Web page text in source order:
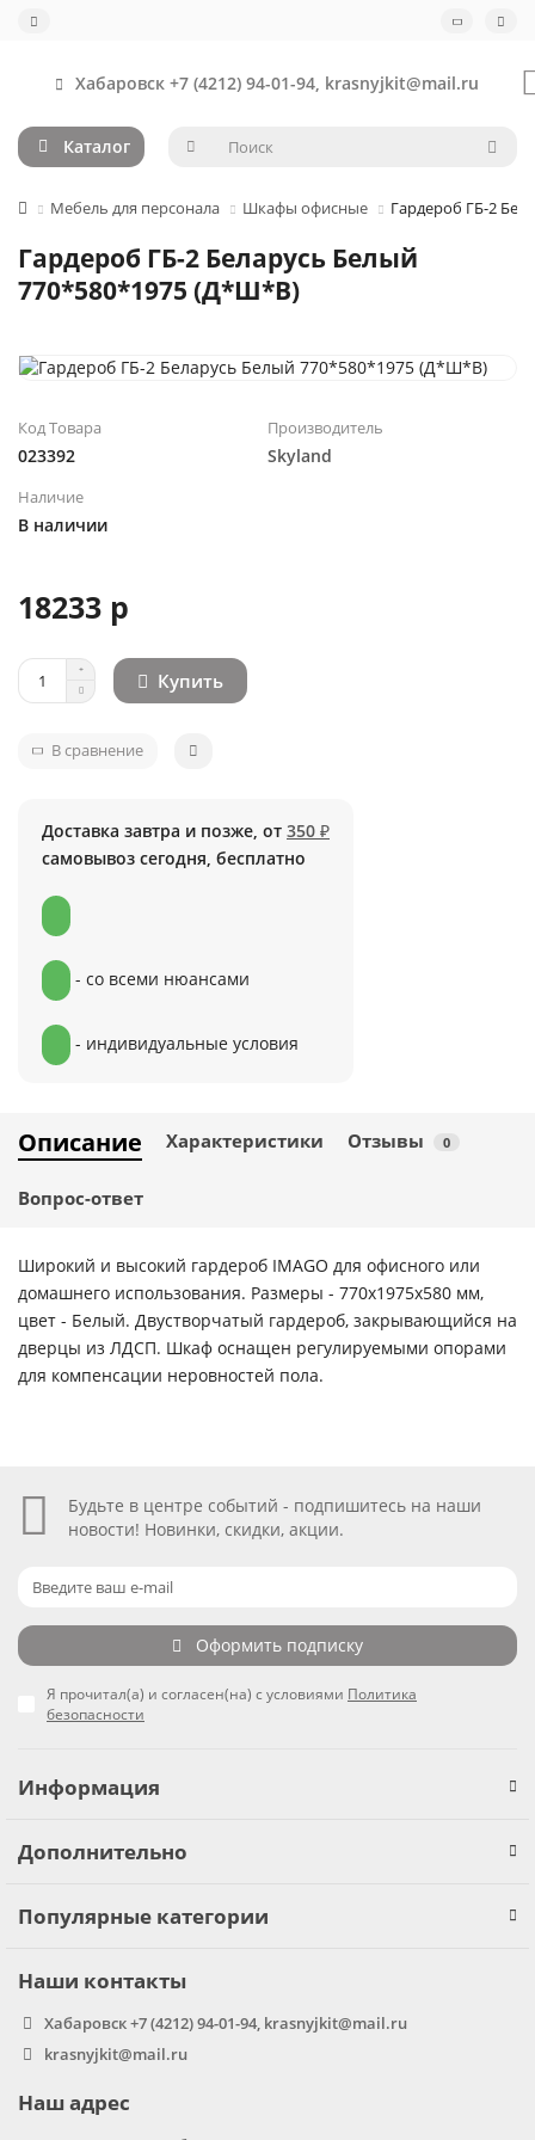
Хабаровск +7 (4212) 94-01-94, krasnyjkit@mail.ru
Каталог
Мебель для персонала Шкафы офисные Гардероб ГБ-2
Гардероб ГБ-2 Беларусь Белый
770*580*1975 (Д*Ш*В)
Код Товара
023392
Производитель
Skyland
Наличие
В наличии
18233 р
Купить
В сравнение
Доставка завтра и позже, от 350 ₽
самовывоз сегодня, бесплатно
- со всеми нюансами
- индивидуальные условия
Описание Характеристики Отзывы 0
Вопрос-ответ
Широкий и высокий гардероб IMAGO для офисного или
домашнего использования. Размеры - 770х1975х580 мм,
цвет - Белый. Двустворчатый гардероб, закрывающийся на
дверцы из ЛДСП. Шкаф оснащен регулируемыми опорами
для компенсации неровностей пола.
Будьте в центре событий - подпишитесь на наши
новости! Новинки, скидки, акции.
Оформить подписку
Я прочитал(а) и согласен(на) с условиями Политика
безопасности
Информация
Дополнительно
Популярные категории
Наши контакты
Хабаровск +7 (4212) 94-01-94, krasnyjkit@mail.ru
krasnyjkit@mail.ru
Наш адрес